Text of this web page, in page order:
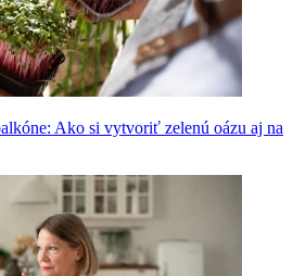
Ako si vytvoriť zelenú oázu aj na